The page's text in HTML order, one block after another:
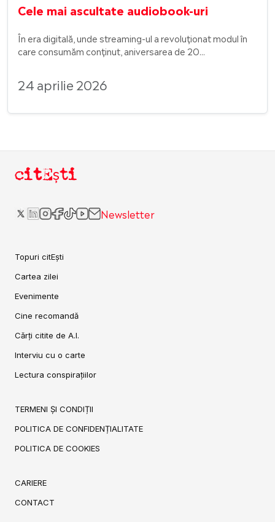
Cele mai ascultate audiobook-uri
24 aprilie 2026
În era digitală, unde streaming-ul a revoluționat modul în
care consumăm conținut, aniversarea de 20...
citEști
Newsletter
Topuri citEști
Cartea zilei
Evenimente
Cine recomandă
Cărți citite de A.I.
Interviu cu o carte
Lectura conspirațiilor
TERMENI ȘI CONDIȚII
POLITICA DE CONFIDENȚIALITATE
POLITICA DE COOKIES
CARIERE
CONTACT